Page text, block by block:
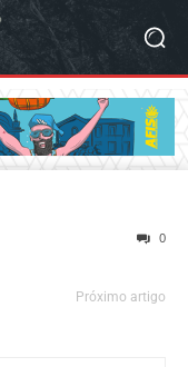
0
Próximo artigo